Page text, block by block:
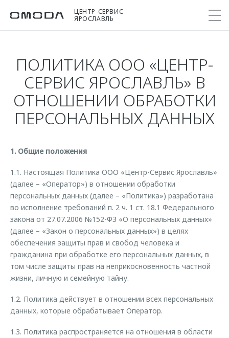
ЦЕНТР-СЕРВИС
ЯРОСЛАВЛЬ
Модели
C5
от 2 299 000 ₽*
C7
Покупателям
Выбор и покупка
Сравнить комплектации
Cпецпредложения
OMODA Лизинг
Кредит и страхование
Кредитные программы
Страхование
Кредитный калькулятор
Аксессуары
Оригинальные аксессуары
Владельцам
Сервис
Записаться на сервис
Сервисные акции
Поддержка
Помощь на дороге
Гарантия
Дополнительная техническая поддержка
Руководства по эксплуатации
Клиентская поддержка
O&J Автоклуб
Приложение O&J
Аксессуары
Мир OMODA
О бренде
Новости
Приложение O&J
Клуб владельцев OMODA
Бренд JAECOO
Правовая информация
Обратная связь
ПОЛИТИКА ООО «ЦЕНТР-
СЕРВИС ЯРОСЛАВЛЬ» В
ОТНОШЕНИИ ОБРАБОТКИ
ПЕРСОНАЛЬНЫХ ДАННЫХ
1. Общие положения
1.1. Настоящая Политика ООО «Центр-Сервис Ярославль»
(далее – «Оператор») в отношении обработки
персональных данных (далее – «Политика») разработана
во исполнение требований п. 2 ч. 1 ст. 18.1 Федерального
закона от 27.07.2006 №152-ФЗ «О персональных данных»
(далее – «Закон о персональных данных») в целях
обеспечения защиты прав и свобод человека и
гражданина при обработке его персональных данных, в
том числе защиты прав на неприкосновенность частной
жизни, личную и семейную тайну.
1.2. Политика действует в отношении всех персональных
данных, которые обрабатывает Оператор.
1.3. Политика распространяется на отношения в области